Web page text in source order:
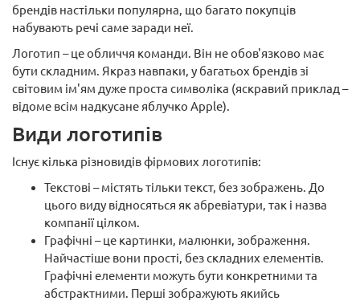
брендів настільки популярна, що багато покупців
набувають речі саме заради неї.
Логотип – це обличчя команди. Він не обов'язково має
бути складним. Якраз навпаки, у багатьох брендів зі
світовим ім'ям дуже проста символіка (яскравий приклад –
відоме всім надкусане яблучко Apple).
Види логотипів
Існує кілька різновидів фірмових логотипів:
Текстові – містять тільки текст, без зображень. До
цього виду відносяться як абревіатури, так і назва
компанії цілком.
Графічні – це картинки, малюнки, зображення.
Найчастіше вони прості, без складних елементів.
Графічні елементи можуть бути конкретними та
абстрактними. Перші зображують якийсь